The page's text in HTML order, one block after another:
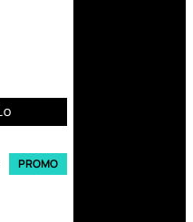
PROMO